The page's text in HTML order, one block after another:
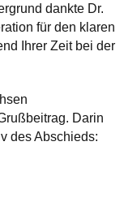
dankte Dr.
für den klaren
Ihrer Zeit bei der
Darin
des Abschieds: